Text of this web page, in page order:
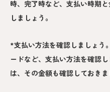
時、完了時など、支払い時期
しましょう。
*支払い方法を確認しましょう
ードなど、支払い方法を確認
は、その金額も確認しておきま